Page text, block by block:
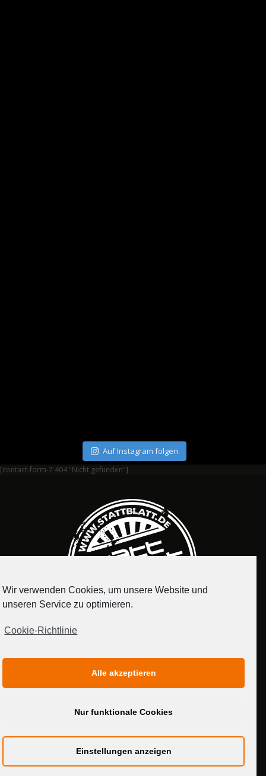
Auf Instagram folgen
[contact-form-7 404 "Nicht gefunden"]
MEDIADATEN
Wir verwenden Cookies, um unsere Website und
unseren Service zu optimieren.
Cookie-Richtlinie
Alle akzeptieren
Nur funktionale Cookies
Einstellungen anzeigen